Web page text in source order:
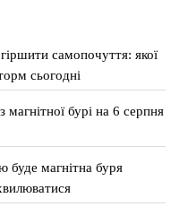
самопочуття: якої
сьогодні
бурі на 6 серпня
буде магнітна буря